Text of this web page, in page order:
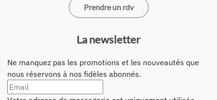
Prendre un rdv
La newsletter
Ne manquez pas les promotions et les nouveautés que
nous réservons à nos fidèles abonnés.